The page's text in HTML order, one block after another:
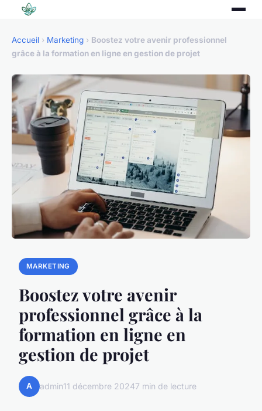
Accueil › Marketing › Boostez votre avenir professionnel
grâce à la formation en ligne en gestion de projet
MARKETING
Boostez votre avenir
professionnel grâce à la
formation en ligne en
gestion de projet
A admin11 décembre 20247 min de lecture